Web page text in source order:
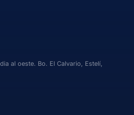
al oeste. Bo. El Calvario, Estelí,